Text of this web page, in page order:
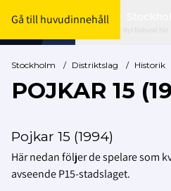
Gå till huvudinnehåll
Byt förbund här
Stockholm / Distriktslag / Historik
POJKAR 15
Pojkar 15 (1994)
Här nedan följer de spelare som
avseende P15-stadslaget.